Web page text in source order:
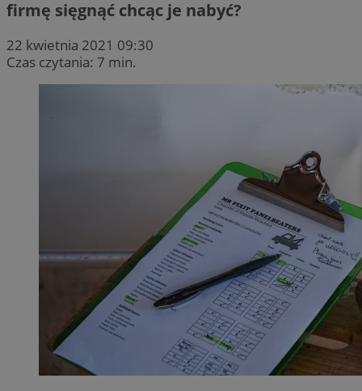
firmę sięgnąć chcąc je nabyć?
22 kwietnia 2021 09:30
Czas czytania: 7 min.
Nazwa
Provider/
Domena
przechowywania
Nazwa Provider